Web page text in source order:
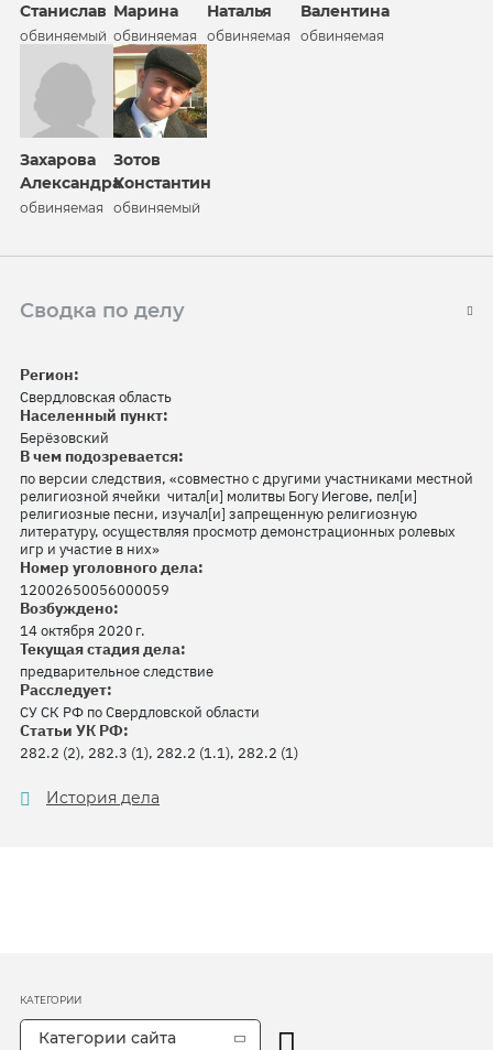
Станислав
обвиняемый
Марина
обвиняемая
Наталья
обвиняемая
Валентина
обвиняемая
Захарова
Александра
обвиняемая
Зотов
Константин
обвиняемый
Сводка по делу
Регион:
Свердловская область
Населенный пункт:
Берёзовский
В чем подозревается:
по версии следствия, «совместно с другими участниками местной
религиозной ячейки читал[и] молитвы Богу Иегове, пел[и]
религиозные песни, изучал[и] запрещенную религиозную
литературу, осуществляя просмотр демонстрационных ролевых
игр и участие в них»
Номер уголовного дела:
12002650056000059
Возбуждено:
14 октября 2020 г.
Текущая стадия дела:
предварительное следствие
Расследует:
СУ СК РФ по Свердловской области
Статьи УК РФ:
282.2 (2), 282.3 (1), 282.2 (1.1), 282.2 (1)
История дела
КАТЕГОРИИ
Категории сайта